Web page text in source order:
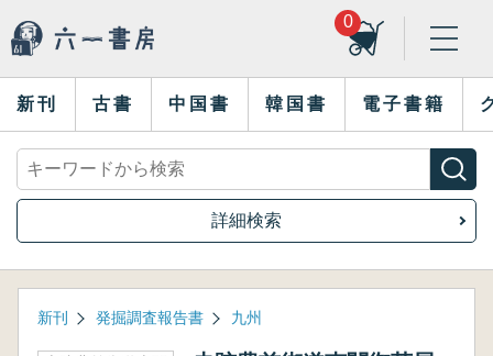
0
新刊 古書 中国書 韓国書 電子書籍
詳細検索
新刊 発掘調査報告書 九州